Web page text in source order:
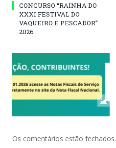
CONCURSO “RAINHA DO
XXXI FESTIVAL DO
VAQUEIRO E PESCADOR”
2026
Os comentários estão fechados.